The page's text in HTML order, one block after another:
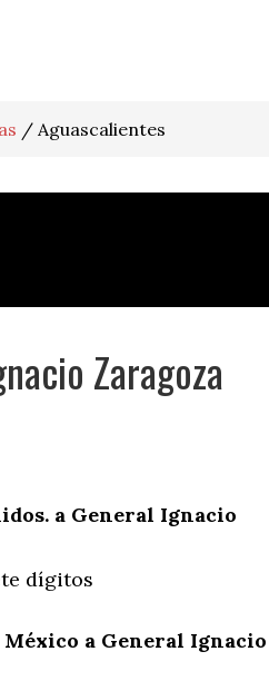
/ Aguascalientes
Zaragoza
a General Ignacio
dígitos
a General Ignacio